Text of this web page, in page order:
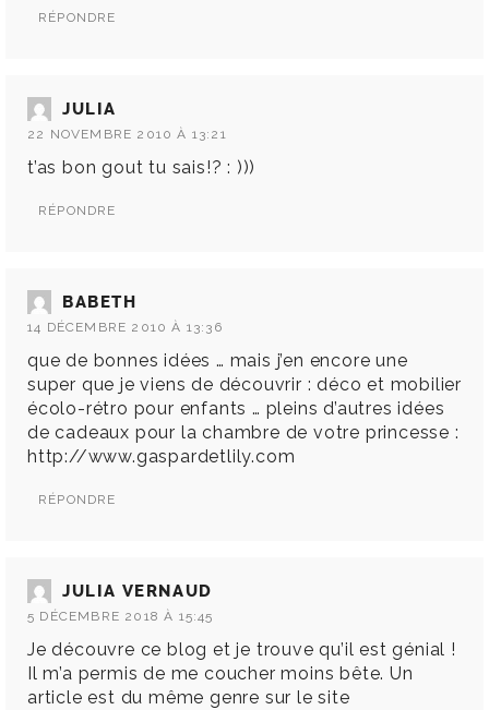
RÉPONDRE
JULIA
22 NOVEMBRE 2010 À 13:21
t’as bon gout tu sais!? : )))
RÉPONDRE
BABETH
14 DÉCEMBRE 2010 À 13:36
que de bonnes idées … mais j’en encore une
super que je viens de découvrir : déco et mobilier
écolo-rétro pour enfants … pleins d’autres idées
de cadeaux pour la chambre de votre princesse :
http://www.gaspardetlily.com
RÉPONDRE
JULIA VERNAUD
5 DÉCEMBRE 2018 À 15:45
Je découvre ce blog et je trouve qu’il est génial !
Il m’a permis de me coucher moins bête. Un
article est du même genre sur le site